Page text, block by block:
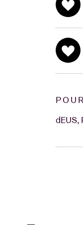
dEUS,